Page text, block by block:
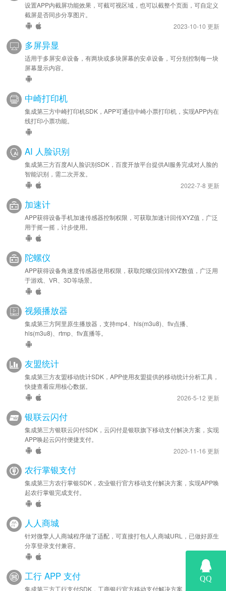
设置APP内截屏功能效果，可截可视区域，也可以截整个页面，可自定义
截屏是否同步分享图片。
2023-10-10 更新
多屏异显
适用于多屏安卓设备，有两块或多块屏幕的安卓设备，可分别控制每一块
屏幕显示内容。
中崎打印机
集成第三方中崎打印机SDK，APP可通信中崎小票打印机，实现APP内在
线打印小票功能。
AI 人脸识别
集成第三方百度AI人脸识别SDK，百度开放平台提供AI服务完成对人脸的
智能识别，需二次开发。
2022-7-8 更新
加速计
APP获得设备手机加速传感器控制权限，可获取加速计回传XYZ值，广泛
用于摇一摇，计步使用。
陀螺仪
APP获得设备角速度传感器使用权限，获取陀螺仪回传XYZ数值，广泛用
于游戏、VR、3D等场景。
视频播放器
集成第三方阿里原生播放器，支持mp4、hls(m3u8)、flv点播、
hls(m3u8)、rtmp、flv直播等。
友盟统计
集成第三方友盟移动统计SDK，APP使用友盟提供的移动统计分析工具，
快捷查看应用核心数据。
2026-5-12 更新
银联云闪付
集成第三方银联云闪付SDK，云闪付是银联旗下移动支付解决方案，实现
APP唤起云闪付便捷支付。
2020-11-16 更新
农行掌银支付
集成第三方农行掌银SDK，农业银行官方移动支付解决方案，实现APP唤
起农行掌银完成支付。
人人商城
针对微擎人人商城程序做了适配，可直接打包人人商城URL，已做好原生
分享登录支付兼容。
工行 APP 支付
集成第三方工行支付SDK，工商银行官方移动支付解决方案，实现APP唤